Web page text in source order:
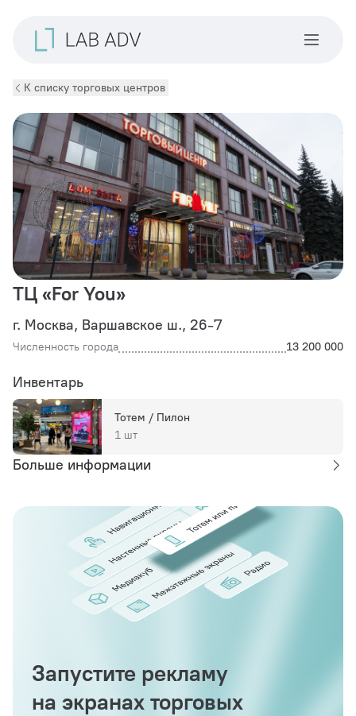
К списку торговых центров
Инвентарь
Тотем / Пилон
1 шт
ТЦ «For You»
г. Москва, Варшавское ш., 26-7
Численность города 13 200 000
Больше информации
Запустите рекламу
на экранах торговых